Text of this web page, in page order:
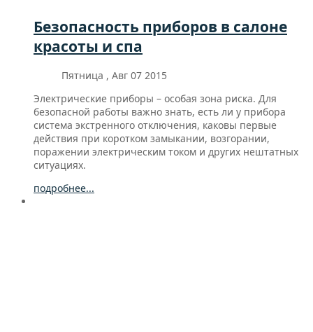
Безопасность приборов в салоне
красоты и спа
Пятница , Авг 07 2015
Электрические приборы – особая зона риска. Для
безопасной работы важно знать, есть ли у прибора
система экстренного отключения, каковы первые
действия при коротком замыкании, возгорании,
поражении электрическим током и других нештатных
ситуациях.
подробнее...